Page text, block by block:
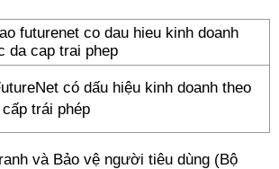
có dấu hiệu kinh doanh theo
trái phép
và Bảo vệ người tiêu dùng (Bộ